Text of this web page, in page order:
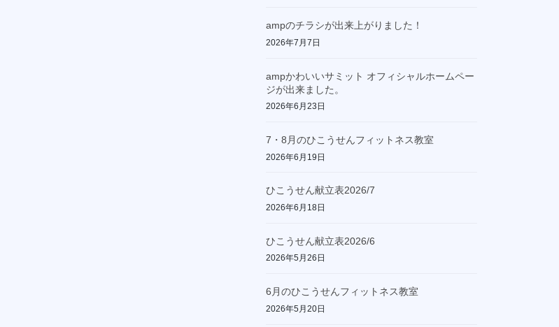
ampのチラシが出来上がりました！
2026年7月7日
ampかわいいサミット オフィシャルホームペー
ジが出来ました。
2026年6月23日
7・8月のひこうせんフィットネス教室
2026年6月19日
ひこうせん献立表2026/7
2026年6月18日
ひこうせん献立表2026/6
2026年5月26日
6月のひこうせんフィットネス教室
2026年5月20日